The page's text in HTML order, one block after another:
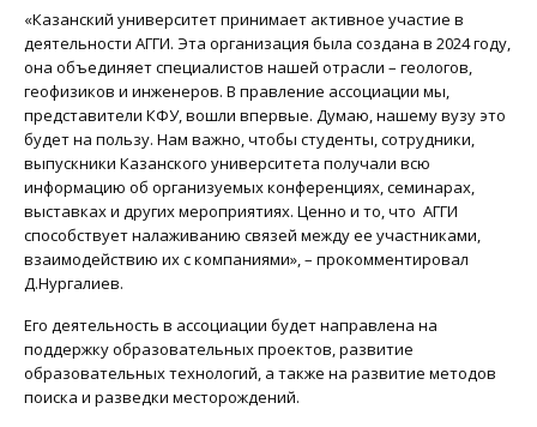
«Казанский университет принимает активное участие в
деятельности АГГИ. Эта организация была создана в 2024 году,
она объединяет специалистов нашей отрасли – геологов,
геофизиков и инженеров. В правление ассоциации мы,
представители КФУ, вошли впервые. Думаю, нашему вузу это
будет на пользу. Нам важно, чтобы студенты, сотрудники,
выпускники Казанского университета получали всю
информацию об организуемых конференциях, семинарах,
выставках и других мероприятиях. Ценно и то, что АГГИ
способствует налаживанию связей между ее участниками,
взаимодействию их с компаниями», – прокомментировал
Д.Нургалиев.
Его деятельность в ассоциации будет направлена на
поддержку образовательных проектов, развитие
образовательных технологий, а также на развитие методов
поиска и разведки месторождений.